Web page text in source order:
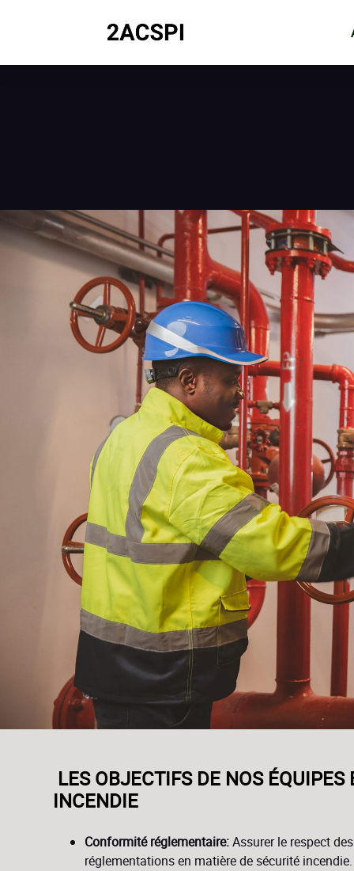
LES OBJECTIFS DE NOS ÉQUIPES
INCENDIE
Conformité réglementaire:Assurer le respect
réglementations en matière de sécurité incendie.